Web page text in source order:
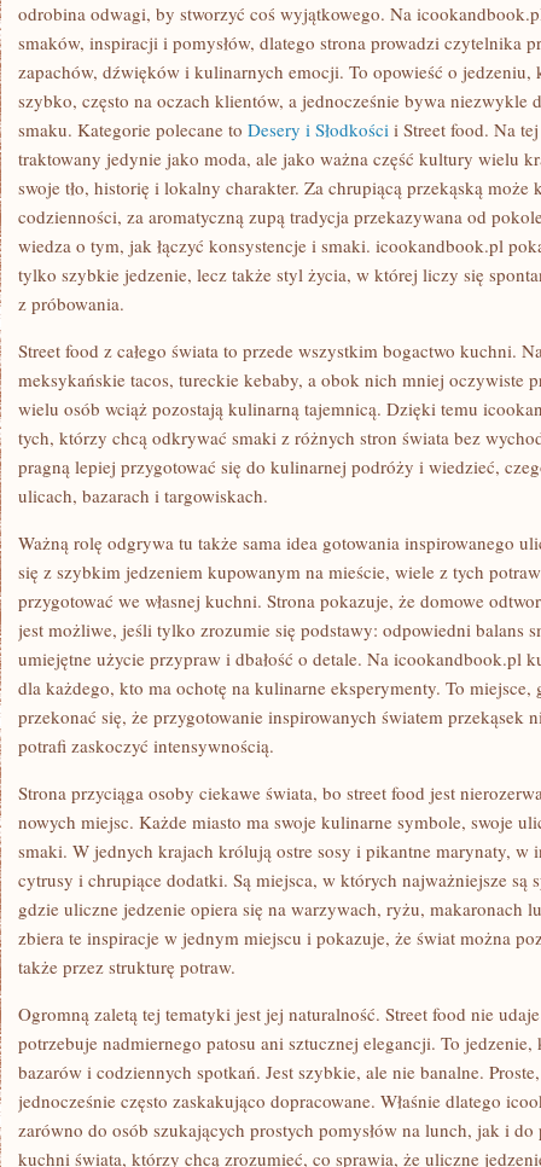
odrobina odwagi, by stworzyć coś wyjątkowego. Na
smaków, inspiracji i pomysłów, dlatego strona prowadzi czytelnika
zapachów, dźwięków i kulinarnych emocji. To opowieść o jedzeniu,
szybko, często na oczach klientów, a jednocześnie bywa niezwykle
smaku. Kategorie polecane to Desery i Słodkości i Street food. Na
traktowany jedynie jako moda, ale jako ważna część kultury wielu
swoje tło, historię i lokalny charakter. Za chrupiącą przekąską może
codzienności, za aromatyczną zupą tradycja przekazywana od
wiedza o tym, jak łączyć konsystencje i smaki. icookandbook.pl
tylko szybkie jedzenie, lecz także styl życia, w której liczy się
z próbowania.
Street food z całego świata to przede wszystkim bogactwo kuchni.
meksykańskie tacos, tureckie kebaby, a obok nich mniej oczywiste
wielu osób wciąż pozostają kulinarną tajemnicą. Dzięki temu
tych, którzy chcą odkrywać smaki z różnych stron świata bez
pragną lepiej przygotować się do kulinarnej podróży i wiedzieć,
ulicach, bazarach i targowiskach.
Ważną rolę odgrywa tu także sama idea gotowania inspirowanego
się z szybkim jedzeniem kupowanym na mieście, wiele z tych
przygotować we własnej kuchni. Strona pokazuje, że domowe
jest możliwe, jeśli tylko zrozumie się podstawy: odpowiedni balans
umiejętne użycie przypraw i dbałość o detale. Na icookandbook.pl
dla każdego, kto ma ochotę na kulinarne eksperymenty. To
przekonać się, że przygotowanie inspirowanych światem przekąsek
potrafi zaskoczyć intensywnością.
Strona przyciąga osoby ciekawe świata, bo street food jest
nowych miejsc. Każde miasto ma swoje kulinarne symbole, swoje
smaki. W jednych krajach królują ostre sosy i pikantne marynaty, w
cytrusy i chrupiące dodatki. Są miejsca, w których najważniejsze są
gdzie uliczne jedzenie opiera się na warzywach, ryżu, makaronach
zbiera te inspiracje w jednym miejscu i pokazuje, że świat można
także przez strukturę potraw.
Ogromną zaletą tej tematyki jest jej naturalność. Street food nie
potrzebuje nadmiernego patosu ani sztucznej elegancji. To
bazarów i codziennych spotkań. Jest szybkie, ale nie banalne.
jednocześnie często zaskakująco dopracowane. Właśnie dlatego
zarówno do osób szukających prostych pomysłów na lunch, jak i
kuchni świata, którzy chcą zrozumieć, co sprawia, że uliczne